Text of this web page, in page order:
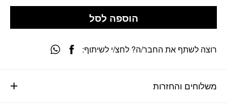
הוספה לסל
משלוחים והחזרות
רוצה לשתף את החבר/ה? לחצ/י לשיתוף: